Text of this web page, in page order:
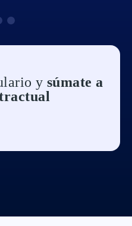
y súmate a